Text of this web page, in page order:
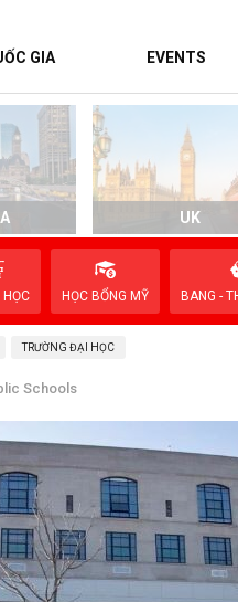
GIA EVENTS
UK
HỌC HỌC BỔNG MỸ BANG -
TRƯỜNG ĐẠI HỌC
Schools